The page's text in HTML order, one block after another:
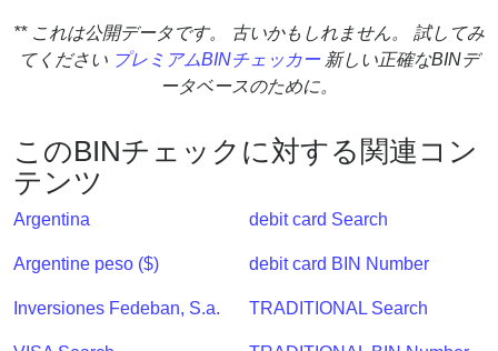
Address
IP
BIN
Checker
Validator
** これは公開データです。 古いかもしれません。 試してみ
てください プレミアムBINチェッカー新しい正確なBINデ
ータベースのために。
このBINチェックに対する関連コン
テンツ
Argentina
Argentine peso ($)
Inversiones Fedeban, S.a.
debit card Search
debit card BIN Number
TRADITIONAL Search